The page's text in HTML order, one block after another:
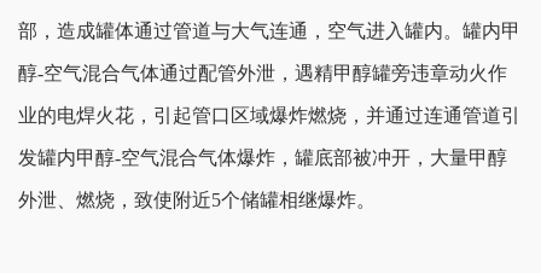
部，造成罐体通过管道与大气连通，空气进入罐内。罐内甲
醇-空气混合气体通过配管外泄，遇精甲醇罐旁违章动火作
业的电焊火花，引起管口区域爆炸燃烧，并通过连通管道引
发罐内甲醇-空气混合气体爆炸，罐底部被冲开，大量甲醇
外泄、燃烧，致使附近5个储罐相继爆炸。